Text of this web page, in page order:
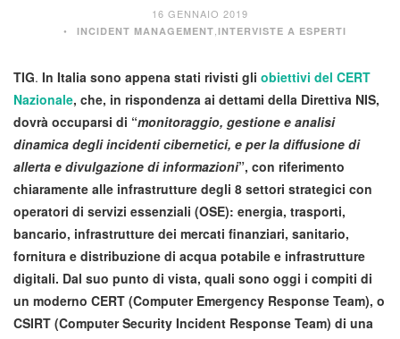
16 GENNAIO 2019
INCIDENT MANAGEMENT,INTERVISTE A ESPERTI
TIG. In Italia sono appena stati rivisti gli obiettivi del CERT
Nazionale, che, in rispondenza ai dettami della Direttiva NIS,
dovrà occuparsi di “monitoraggio, gestione e analisi
dinamica degli incidenti cibernetici, e per la diffusione di
allerta e divulgazione di informazioni”, con riferimento
chiaramente alle infrastrutture degli 8 settori strategici con
operatori di servizi essenziali (OSE): energia, trasporti,
bancario, infrastrutture dei mercati finanziari, sanitario,
fornitura e distribuzione di acqua potabile e infrastrutture
digitali. Dal suo punto di vista, quali sono oggi i compiti di
un moderno CERT (Computer Emergency Response Team), o
CSIRT (Computer Security Incident Response Team) di una